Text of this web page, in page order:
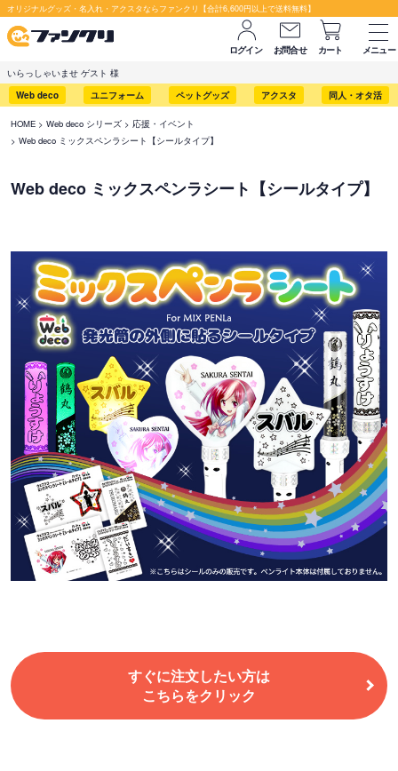
オリジナルグッズ・名入れ・アクスタならファンクリ【合計6,600円以上で送料無料】
ログイン お問合せ カート
メニュー
いらっしゃいませ ゲスト 様
Web deco
ユニフォーム ペットグッズ アクスタ 同人・オタ活
HOME Web deco シリーズ
応援・イベント
Web deco ミックスペンラシート【シールタイプ】
Web deco ミックスペンラシート【シールタイプ】
すぐに注文したい方は
こちらをクリック